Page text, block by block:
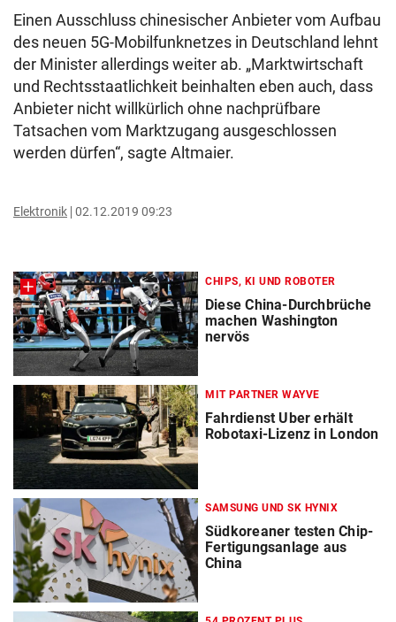
Einen Ausschluss chinesischer Anbieter vom Aufbau
des neuen 5G-Mobilfunknetzes in Deutschland lehnt
der Minister allerdings weiter ab. „Marktwirtschaft
und Rechtsstaatlichkeit beinhalten eben auch, dass
Anbieter nicht willkürlich ohne nachprüfbare
Tatsachen vom Marktzugang ausgeschlossen
werden dürfen“, sagte Altmaier.
Elektronik 02.12.2019 09:23
CHIPS, KI UND ROBOTER
Diese China-Durchbrüche
machen Washington
nervös
MIT PARTNER WAYVE
Fahrdienst Uber erhält
Robotaxi-Lizenz in London
SAMSUNG UND SK HYNIX
Südkoreaner testen Chip-
Fertigungsanlage aus
China